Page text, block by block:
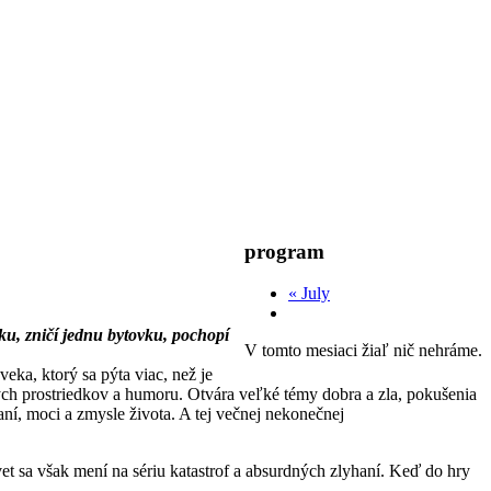
program
« July
V tomto mesiaci žiaľ nič nehráme.
zničí jednu bytovku, pochopí
ktorý sa pýta viac, než je
prostriedkov a humoru. Otvára veľké témy dobra a zla, pokušenia
moci a zmysle života. A tej večnej nekonečnej
sa však mení na sériu katastrof a absurdných zlyhaní. Keď do hry